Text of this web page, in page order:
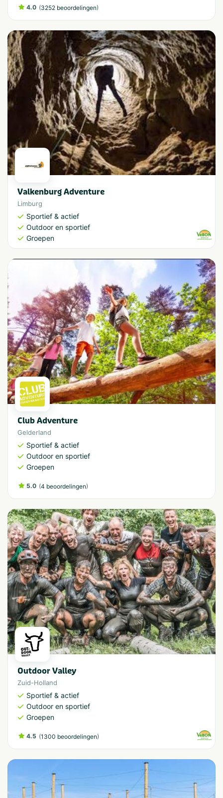
4.0 (3252 beoordelingen)
Valkenburg Adventure
Limburg
Sportief & actief
Outdoor en sportief
Groepen
Club Adventure
Gelderland
Sportief & actief
Outdoor en sportief
Groepen
5.0 (4 beoordelingen)
Outdoor Valley
Zuid-Holland
Sportief & actief
Outdoor en sportief
Groepen
4.5 (1300 beoordelingen)